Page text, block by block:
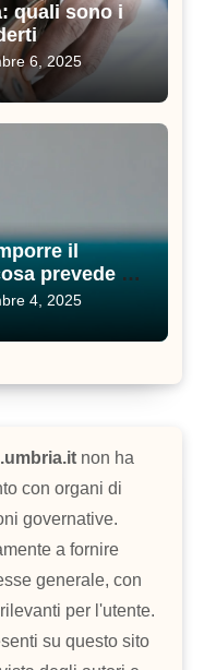
quali sono i
6, 2025
il
prevede il
4, 2025
non ha
con organi di
governative.
a fornire
generale, con
per l'utente.
su questo sito